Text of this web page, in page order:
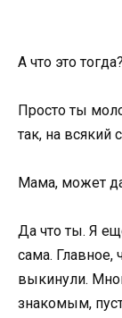
А что это
Просто ты
так, на всякий
Мама, может
Да что ты. Я
сама.
выкинули.
знакомым,